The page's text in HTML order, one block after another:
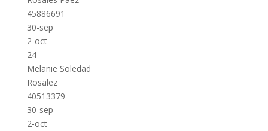
45886691
30-sep
2-oct
24
Melanie Soledad
Rosalez
40513379
30-sep
2-oct